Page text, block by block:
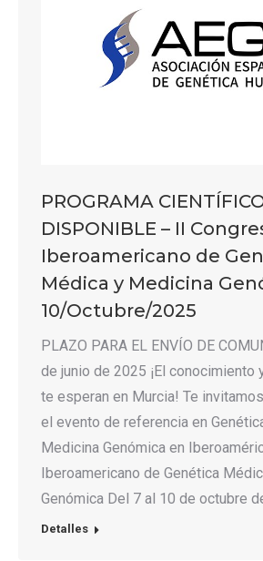
PROGRAMA
DISPONIBLE – II
Iberoamericano de
Médica y Medicina
10/Octubre/2025
PLAZO PARA EL ENVÍO DE
de junio de 2025 ¡El conocimiento
te esperan en Murcia! Te
el evento de referencia en
Medicina Genómica en
Iberoamericano de Genética
Genómica Del 7 al 10 de octubre
Detalles